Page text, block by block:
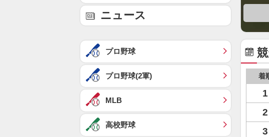
着
1
2
3
ニュース
プロ野球
プロ野球(2軍)
MLB
高校野球